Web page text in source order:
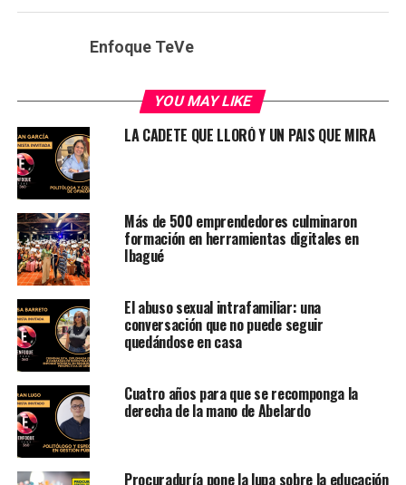
Enfoque TeVe
YOU MAY LIKE
LA CADETE QUE LLORÓ Y UN PAIS QUE MIRA
Más de 500 emprendedores culminaron
formación en herramientas digitales en
Ibagué
El abuso sexual intrafamiliar: una
conversación que no puede seguir
quedándose en casa
Cuatro años para que se recomponga la
derecha de la mano de Abelardo
Procuraduría pone la lupa sobre la educación